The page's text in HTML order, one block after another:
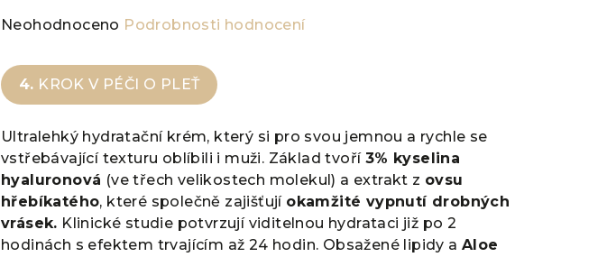
Průměrné
produktu
je
0,0
z
5
hvězdiček.
Neohodnoceno Podrobnosti hodnocení
4. KROK V PÉČI O PLEŤ
Ultralehký hydratační krém, který si pro svou jemnou a rychle se
vstřebávající texturu oblíbili i muži. Základ tvoří 3% kyselina
hyaluronová (ve třech velikostech molekul) a extrakt z ovsu
hřebíkatého, které společně zajišťují okamžité vypnutí drobných
vrásek. Klinické studie potvrzují viditelnou hydrataci již po 2
hodinách s efektem trvajícím až 24 hodin. Obsažené lipidy a Aloe